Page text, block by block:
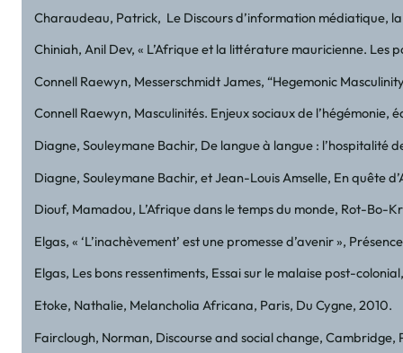
Charaudeau, Patrick, Le Discours d’information médiatique,
Chiniah, Anil Dev, « L’Afrique et la littérature mauricienne. Les
Connell Raewyn, Messerschmidt James, “Hegemonic
Connell Raewyn, Masculinités. Enjeux sociaux de
Diagne, Souleymane Bachir, De langue à langue : l’hospitalité
Diagne, Souleymane Bachir, et Jean-Louis Amselle, En quête
Diouf, Mamadou, L’Afrique dans le temps du monde, Rot-Bo-
Elgas, « ‘L’inachèvement’ est une promesse d’avenir »,
Elgas, Les bons ressentiments, Essai sur le malaise post-
Etoke, Nathalie, Melancholia Africana, Paris, Du Cygne, 2010.
Fairclough, Norman, Discourse and social change, Cambridge,